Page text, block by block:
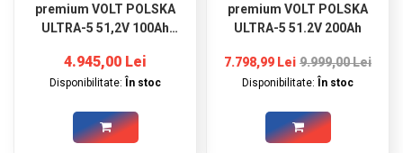
premium VOLT POLSKA
ULTRA-5 51,2V 100Ah
4.945,00 Lei
Disponibilitate: În stoc
premium VOLT POLSKA
ULTRA-5 51.2V 200Ah
7.798,99 Lei 9.999,00 Lei
Disponibilitate: În stoc